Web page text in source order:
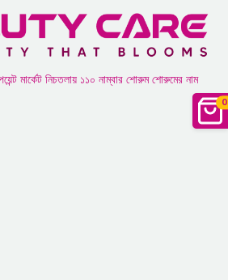
0
মার্কেট নিচতলায় ১১০ নাম্বার শোরুম শোরুমের নাম